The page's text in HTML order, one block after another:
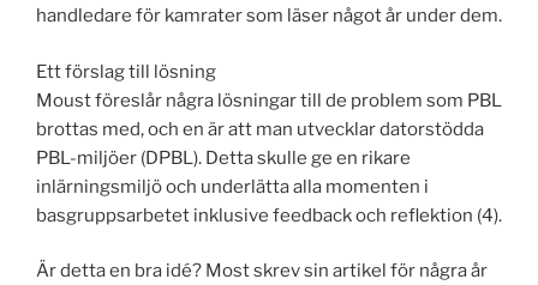
handledare för kamrater som läser något år under dem.
Ett förslag till lösning
Moust föreslår några lösningar till de problem som PBL
brottas med, och en är att man utvecklar datorstödda
PBL-miljöer (DPBL). Detta skulle ge en rikare
inlärningsmiljö och underlätta alla momenten i
basgruppsarbetet inklusive feedback och reflektion (4).
Är detta en bra idé? Most skrev sin artikel för några år